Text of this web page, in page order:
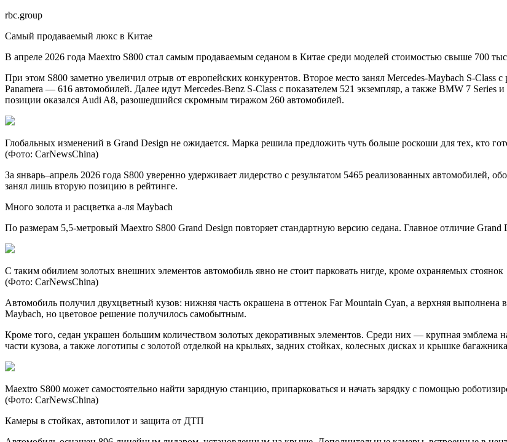
rbc.group
Самый продаваемый люкс в Китае
В апреле 2026 года Maextro S800 стал самым продаваемым седаном в Китае среди моделей стоимостью свыше 700
При этом S800 заметно увеличил отрыв от европейских конкурентов. Второе место занял Mercedes-Maybach S-Class
Panamera — 616 автомобилей. Далее идут Mercedes-Benz S-Class с показателем 521 экземпляр, а также BMW 7
позиции оказался Audi A8, разошедшийся скромным тиражом 260 автомобилей.
Глобальных изменений в Grand Design не ожидается. Марка решила предложить чуть больше роскоши для тех, кто
(Фото: CarNewsChina)
За январь–апрель 2026 года S800 уверенно удерживает лидерство с результатом 5465 реализованных автомобилей,
занял лишь вторую позицию в рейтинге.
Много золота и расцветка а-ля Maybach
По размерам 5,5-метровый Maextro S800 Grand Design повторяет стандартную версию седана. Главное отличие
С таким обилием золотых внешних элементов автомобиль явно не стоит парковать нигде, кроме охраняемых стоянок
(Фото: CarNewsChina)
Автомобиль получил двухцветный кузов: нижняя часть окрашена в оттенок Far Mountain Cyan, а верхняя
Maybach, но цветовое решение получилось самобытным.
Кроме того, седан украшен большим количеством золотых декоративных элементов. Среди них — крупная эмблема
части кузова, а также логотипы с золотой отделкой на крыльях, задних стойках, колесных дисках и крышке
Maextro S800 может самостоятельно найти зарядную станцию, припарковаться и начать зарядку с помощью
(Фото: CarNewsChina)
Камеры в стойках, автопилот и защита от ДТП